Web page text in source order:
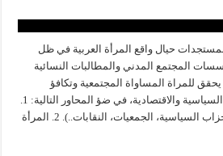
حيال واقع المرأة العربية في ظل
المجتمع المدني والمطالبات النسائية
يحقق للمراة المساواة المجتمعية وتكافؤ
الفرص على صعيد مشاركتها السياسية والاقتصادية، في ضؤ المحاور التالية: 1.
المرأة والمجتمع المدني( الأحزاب السياسية، الجمعيات، النقابات..). 2. المرأة